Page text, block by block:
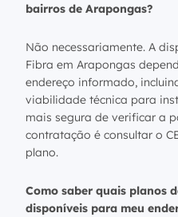
bairros de Arapongas?
Não necessariamente. A
Fibra em Arapongas
endereço informado,
viabilidade técnica para
mais segura de verificar a
contratação é consultar o
plano.
Como saber quais planos
disponíveis para meu